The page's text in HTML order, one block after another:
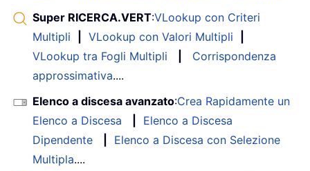
Super RICERCA.VERT:VLookup con Criteri
Multipli
VLookup con Valori Multipli
VLookup tra Fogli Multipli
Corrispondenza
approssimativa....
Elenco a discesa avanzato:Crea Rapidamente un
Elenco a Discesa
Elenco a Discesa
Dipendente
Elenco a Discesa con Selezione
Multipla....